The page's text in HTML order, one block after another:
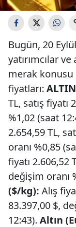
Bugün, 20
yatırımcılar
merak konusu
fiyatları:
TL, satış fiyatı
%1,02 (saat
2.654,59 TL,
oranı %0,85
fiyatı 2.606,52
değişim oranı
($/kg): Alış
83.397,00 $,
12:43). Altın